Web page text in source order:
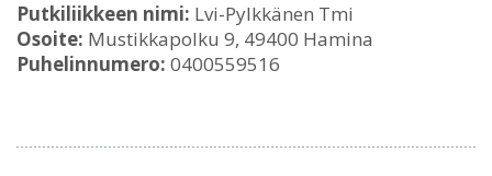
Putkiliikkeen nimi: Lvi-Pylkkänen Tmi
Osoite: Mustikkapolku 9, 49400 Hamina
Puhelinnumero: 0400559516